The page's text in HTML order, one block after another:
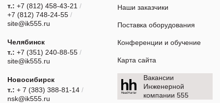
т.: +7 (812) 458-43-21 /
+7 (812) 748-24-55 /
site@ik555.ru
Челябинск
т.: +7 (351) 240-88-55 /
site@ik555.ru
Новосибирск
т.: + 7 (383) 388-81-14 /
nsk@ik555.ru
Наши заказчики
Поставка оборудования
Конференции и обучение
Карта сайта
Вакансии
Инженерной
компании 555